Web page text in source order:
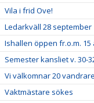
Vila i frid Ove!
Ledarkväll 28 september
Ishallen öppen fr.o.m. 15
Semester kansliet v. 30-
Vi välkomnar 20 vandrare
Vaktmästare sökes